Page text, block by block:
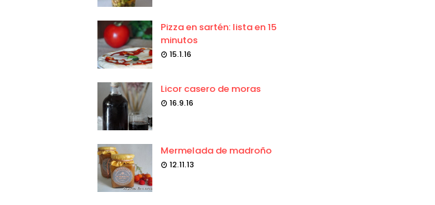
Pizza en sartén: lista en 15
minutos
15.1.16
Licor casero de moras
16.9.16
Mermelada de madroño
12.11.13